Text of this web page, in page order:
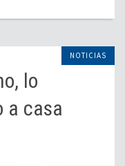
NOTICIAS
lo
a casa